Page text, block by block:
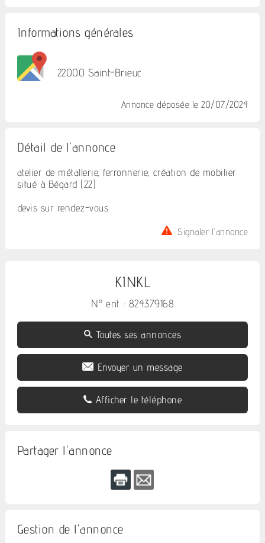
Informations générales
22000 Saint-Brieuc
Annonce déposée le 20/07/2024
Détail de l'annonce
atelier de métallerie, ferronnerie, création de mobilier
situé à Bégard (22)
devis sur rendez-vous
Signaler l'annonce
KINKL
N° ent. : 824379168
Toutes ses annonces
Envoyer un message
Afficher le téléphone
Partager l'annonce
Gestion de l'annonce